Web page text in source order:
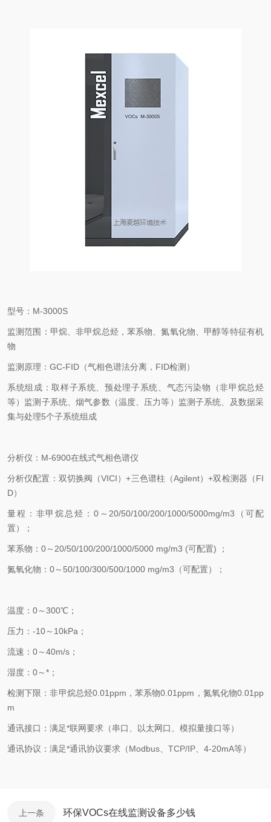
型号：M-3000S
监测范围：甲烷、非甲烷总烃，苯系物、氮氧化物、甲醇等特征有机
物
监测原理：GC-FID（气相色谱法分离，FID检测）
系统组成：取样子系统、预处理子系统、气态污染物（非甲烷总烃
等）监测子系统、烟气参数（温度、压力等）监测子系统、及数据采
集与处理5个子系统组成
分析仪：M-6900在线式气相色谱仪
分析仪配置：双切换阀（VICI）+三色谱柱（Agilent）+双检测器（FI
D）
量程：非甲烷总烃：0～20/50/100/200/1000/5000mg/m3（可配
置）；
苯系物：0～20/50/100/200/1000/5000 mg/m3 (可配置) ；
氮氧化物：0～50/100/300/500/1000 mg/m3（可配置）；
温度：0～300℃；
压力：-10～10kPa；
流速：0～40m/s；
湿度：0～*；
检测下限：非甲烷总烃0.01ppm，苯系物0.01ppm，氮氧化物0.01pp
m
通讯接口：满足*联网要求（串口、以太网口、模拟量接口等）
通讯协议：满足*通讯协议要求（Modbus、TCP/IP、4-20mA等）
上一条 环保VOCs在线监测设备多少钱